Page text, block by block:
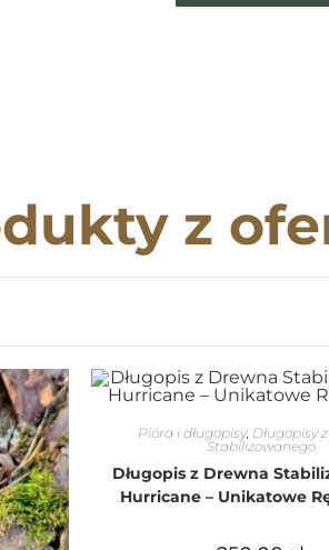
z
Pióra i długopisy, Długopisy
Stabilizowanego
Długopis z Drewna
Hurricane – Unikatowe